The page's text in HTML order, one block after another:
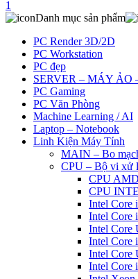
1
Danh mục sản phẩm
PC Render 3D/2D
PC Workstation
PC đẹp
SERVER – MÁY ẢO
PC Gaming
PC Văn Phòng
Machine Learning / AI
Laptop – Notebook
Linh Kiện Máy Tính
MAIN – Bo
CPU – Bộ vi xử
CPU AMD
CPU
Intel Core
Intel Core
Intel Core
Intel Core
Intel Core
Intel Core